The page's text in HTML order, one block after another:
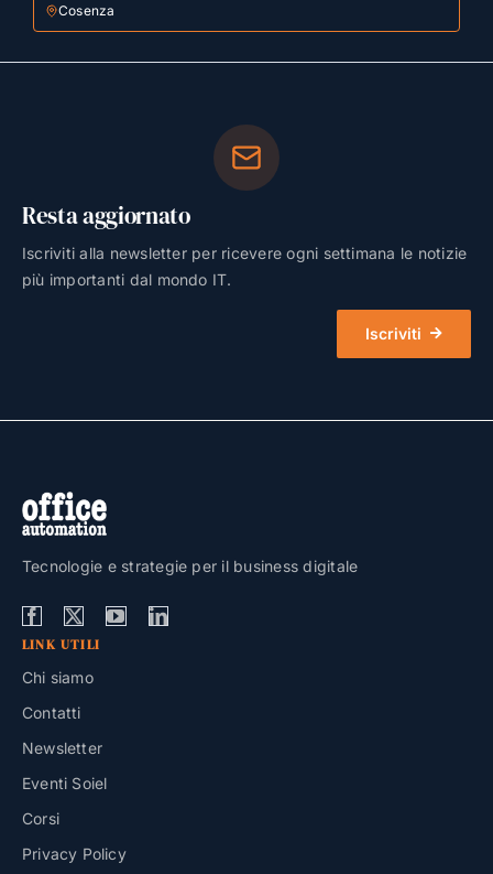
Cosenza
Resta aggiornato
Iscriviti alla newsletter per ricevere ogni settimana le notizie
più importanti dal mondo IT.
Iscriviti
Tecnologie e strategie per il business digitale
LINK UTILI
Chi siamo
Contatti
Newsletter
Eventi Soiel
Corsi
Privacy Policy